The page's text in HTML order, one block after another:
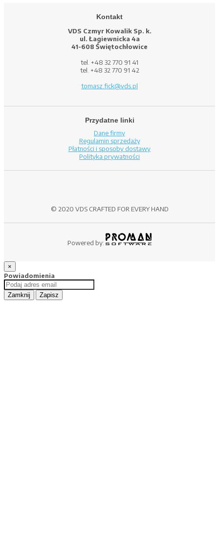
Kontakt
VDS Czmyr Kowalik Sp. k.
ul. Łagiewnicka 4a
41-608 Świętochłowice
tel. +48 32 770 91 41
tel. +48 32 770 91 42
tomasz.fick@vds.pl
Przydatne linki
Dane firmy
Regulamin sprzedaży
Płatności i sposoby dostawy
Polityka prywatności
© 2020 VDS CRAFTED FOR EVERY HAND
Powered by:
×
Powiadomienia
Zamknij Zapisz